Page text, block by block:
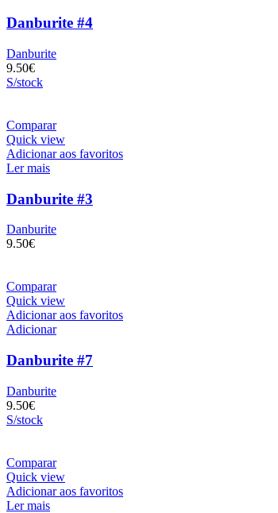
Danburite #4
Danburite
9.50€
S/stock
Comparar
Quick view
Adicionar aos favoritos
Ler mais
Danburite #3
Danburite
9.50€
Comparar
Quick view
Adicionar aos favoritos
Adicionar
Danburite #7
Danburite
9.50€
S/stock
Comparar
Quick view
Adicionar aos favoritos
Ler mais